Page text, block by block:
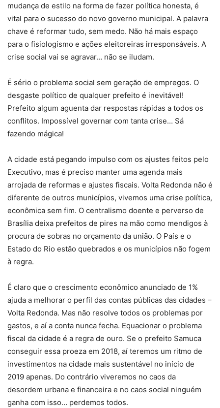
mudança de estilo na forma de fazer política honesta, é
vital para o sucesso do novo governo municipal. A palavra
chave é reformar tudo, sem medo. Não há mais espaço
para o fisiologismo e ações eleitoreiras irresponsáveis. A
crise social vai se agravar… não se iludam.
É sério o problema social sem geração de empregos. O
desgaste político de qualquer prefeito é inevitável!
Prefeito algum aguenta dar respostas rápidas a todos os
conflitos. Impossível governar com tanta crise… Sá
fazendo mágica!
A cidade está pegando impulso com os ajustes feitos pelo
Executivo, mas é preciso manter uma agenda mais
arrojada de reformas e ajustes fiscais. Volta Redonda não é
diferente de outros municípios, vivemos uma crise política,
econômica sem fim. O centralismo doente e perverso de
Brasília deixa prefeitos de pires na mão como mendigos à
procura de sobras no orçamento da união. O País e o
Estado do Rio estão quebrados e os municípios não fogem
à regra.
É claro que o crescimento econômico anunciado de 1%
ajuda a melhorar o perfil das contas públicas das cidades –
Volta Redonda. Mas não resolve todos os problemas por
gastos, e aí a conta nunca fecha. Equacionar o problema
fiscal da cidade é a regra de ouro. Se o prefeito Samuca
conseguir essa proeza em 2018, aí teremos um ritmo de
investimentos na cidade mais sustentável no início de
2019 apenas. Do contrário viveremos no caos da
desordem urbana e financeira e no caos social ninguém
ganha com isso… perdemos todos.